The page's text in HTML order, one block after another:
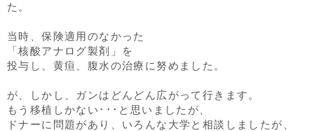
た。
当時、保険適用のなかった
「核酸アナログ製剤」を
投与し、黄疸、腹水の治療に努めました。
が、しかし、ガンはどんどん広がって行きます。
もう移植しかない･･･と思いましたが、
ドナーに問題があり、いろんな大学と相談しましたが、